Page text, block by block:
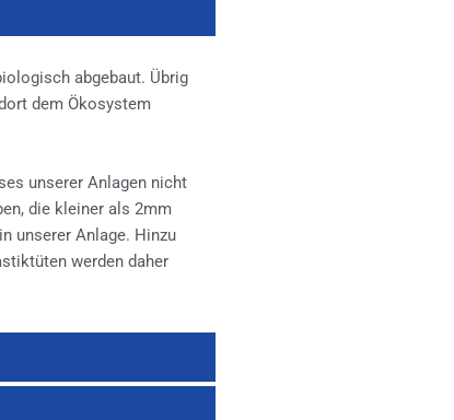
abgebaut. Übrig
dem Ökosystem
unserer Anlagen nicht
die kleiner als 2mm
unserer Anlage. Hinzu
werden daher